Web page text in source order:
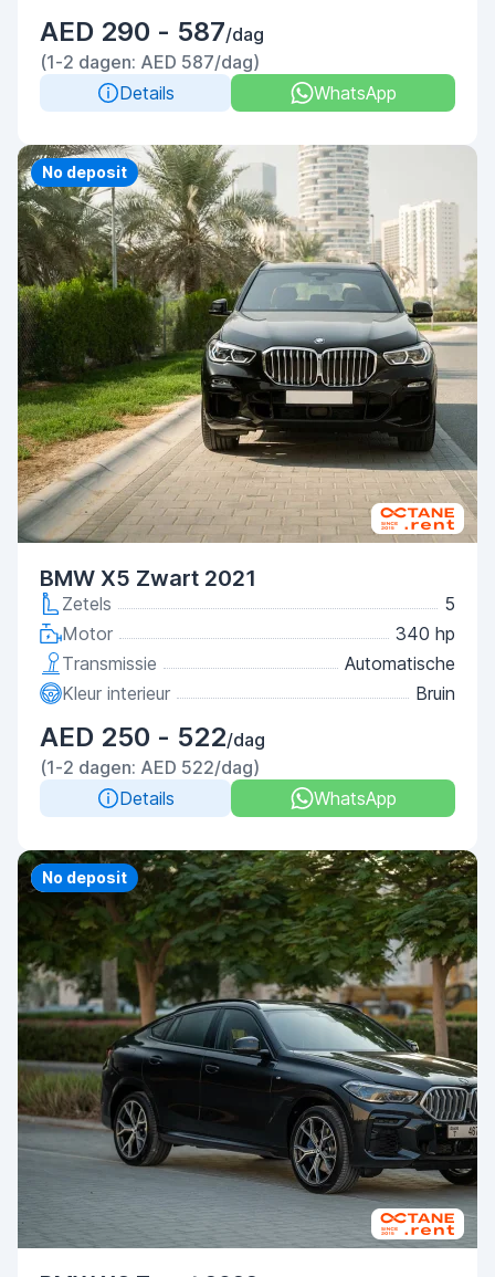
AED 290 - 587/dag
(1-2 dagen: AED 587/dag)
Details
WhatsApp
Priority
No deposit
BMW X5 Zwart 2021
Zetels
5
Motor
340 hp
Transmissie
Automatische
Kleur interieur
Bruin
AED 250 - 522/dag
(1-2 dagen: AED 522/dag)
Details
WhatsApp
Priority
No deposit